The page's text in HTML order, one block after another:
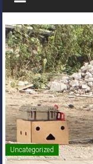
Uncategorized